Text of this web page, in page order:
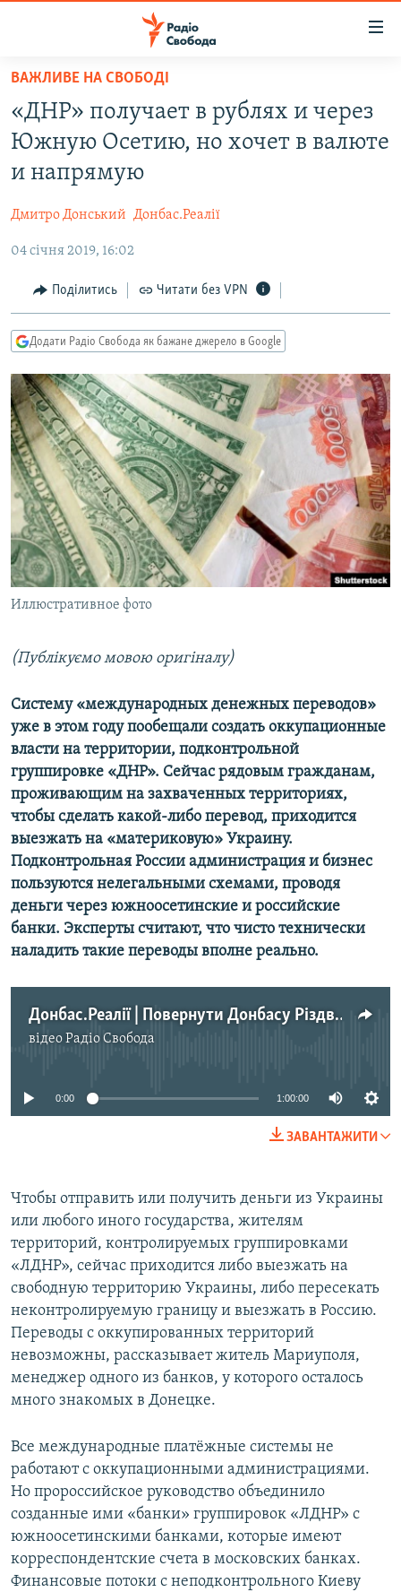
Перейти
основного
матеріалу
до
основної
навігації
Перейти
пошуку
ВСЕ ЗА ДОБУ
ЕКОНОМІКА
СУСПІЛЬСТВО
КУЛЬТУРА
УКРАЇНА
СВІТ
РОСІЙСЬКА «ФІЛЬТРАЦІЯ»
ДОНБАС.РЕАЛІЇ
КРИМ.РЕАЛІЇ
СХЕМИ
КИТАЙ.ВИКЛИКИ
МУЛЬТИМЕДІА
ФОТО
СПЕЦПРОЄКТИ
ПОДКАСТИ
КРИМ РЕАЛІЇ
РУС
КТАТ
ДОЛУЧАЙСЯ!
Усі сайти RFE/RL
ВАЖЛИВЕ НА СВОБОДІ
«ДНР» получает в рублях и через
Южную Осетию, но хочет в валюте
и напрямую
Дмитро Донський Донбас.Реалії
04 січня 2019, 16:02
Поділитись Читати без VPN
Додати Радіо Свобода як бажане джерело в Google
Иллюстративное фото
(Публікуємо мовою оригіналу)
Систему «международных денежных переводов»
уже в этом году пообещали создать оккупационные
власти на территории, подконтрольной
группировке «ДНР». Сейчас рядовым гражданам,
проживающим на захваченных территориях,
чтобы сделать какой-либо перевод, приходится
выезжать на «материковую» Украину.
Подконтрольная России администрация и бизнес
пользуются нелегальными схемами, проводя
деньги через южноосетинские и российские
банки. Эксперты считают, что чисто технически
наладить такие переводы вполне реально.
Донбас.Реалії | Повернути Донбасу Різдво
відеоРадіо Свобода
No media source currently available
0:00 1:00:00
ЗАВАНТАЖИТИ
Чтобы отправить или получить деньги из Украины
или любого иного государства, жителям
территорий, контролируемых группировками
«ЛДНР», сейчас приходится либо выезжать на
свободную территорию Украины, либо пересекать
неконтролируемую границу и выезжать в Россию.
Переводы с оккупированных территорий
невозможны, рассказывает житель Мариуполя,
менеджер одного из банков, у которого осталось
много знакомых в Донецке.
Все международные платёжные системы не
работают с оккупационными администрациями.
Но пророссийское руководство объединило
созданные ими «банки» группировок «ЛДНР» с
южноосетинскими банками, которые имеют
корреспондентские счета в московских банках.
Финансовые потоки с неподконтрольного Киеву